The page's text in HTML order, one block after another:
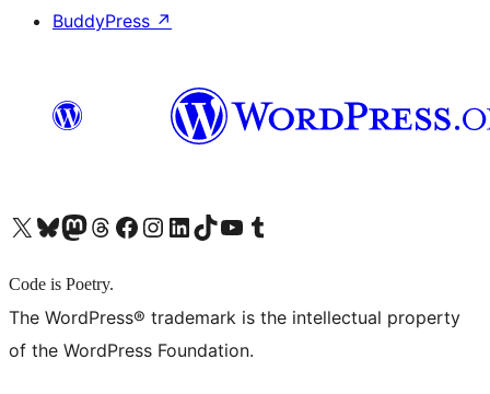
BuddyPress ↗
X (旧 Twitter) アカウントへBluesky アカウントへMastodon アカウントへThreads アカウントへ Facebook ページへInstagram アカウントへ LinkedIn アカウントへTikTok アカウントへYouTube チャンネルへ Tumblr アカウントへ
Code is Poetry.
The WordPress® trademark is the intellectual property
of the WordPress Foundation.